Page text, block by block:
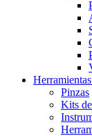
Pinzas
Kits